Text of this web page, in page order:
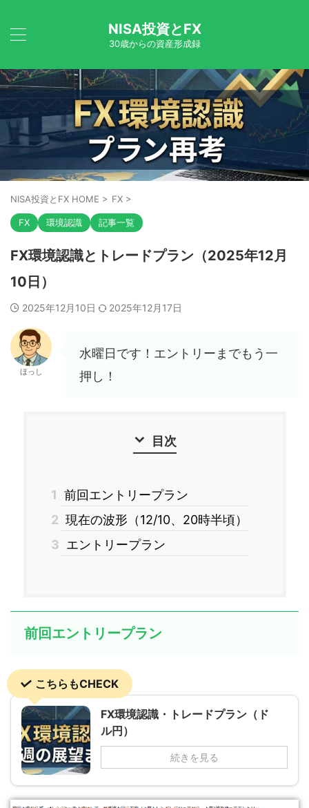
NISA投資とFX
30歳からの資産形成録
NISA投資とFX HOME > FX >
FX 環境認識 記事一覧
FX環境認識とトレードプラン（2025年12月
10日）
2025年12月10日 2025年12月17日
ほっし
水曜日です！エントリーまでもう一
押し！
目次
1 前回エントリープラン
2 現在の波形（12/10、20時半頃）
3 エントリープラン
前回エントリープラン
こちらもCHECK
FX環境認識・トレードプラン（ド
ル円）
続きを見る